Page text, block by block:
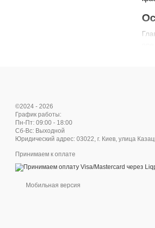
©2024 - 2026
График работы:
Пн-Пт: 09:00 - 18:00
Сб-Вс: Выходной
Юридический адрес: 03022, г. Киев, улица
Принимаем к оплате
Мобильная версия